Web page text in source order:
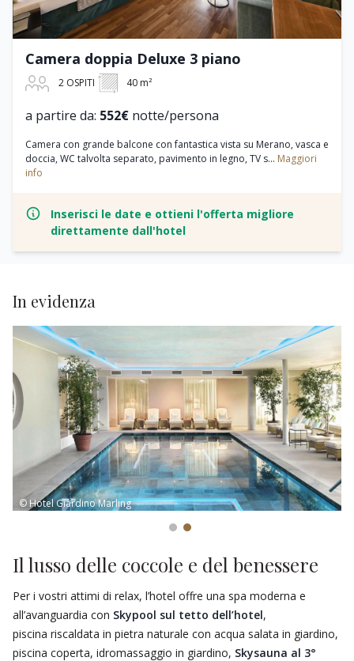
Camera doppia Deluxe 3 piano
2 OSPITI 40 m²
a partire da: 552€ notte/persona
Camera con grande balcone con fantastica vista su Merano, vasca e
doccia, WC talvolta separato, pavimento in legno, TV s... Maggiori
info
Inserisci le date e ottieni l'offerta migliore
direttamente dall'hotel
In evidenza
© Hotel Giardino Marling
Il lusso delle coccole e del benessere
Per i vostri attimi di relax, l’hotel offre una spa moderna e
all’avanguardia con Skypool sul tetto dell’hotel,
piscina riscaldata in pietra naturale con acqua salata in giardino,
piscina coperta, idromassaggio in giardino, Skysauna al 3°